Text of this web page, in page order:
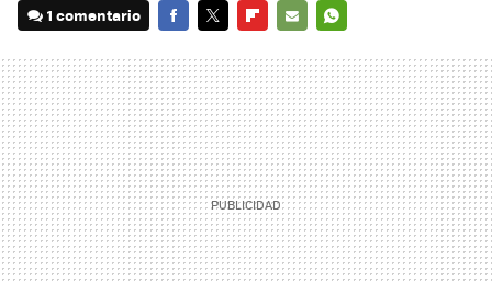
1 comentario
MAIL